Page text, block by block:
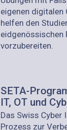
eigenen digitalen
helfen den
eidgenössischen
vorzubereiten.
SETA-
IT, OT und
Das Swiss
Prozess zur